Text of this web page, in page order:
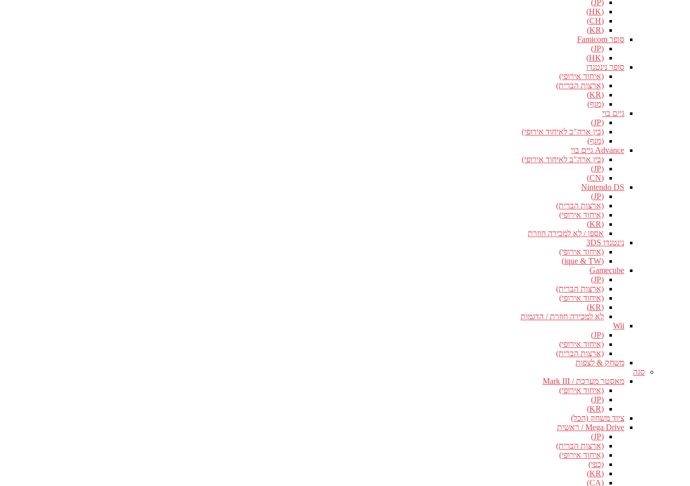
(JP)
(HK)
(CH)
(KR)
סופר Famicom
(JP)
(HK)
סופר נינטנדו
(איחוד אירופי)
(ארצות הברית)
(KR)
(מגף)
גיים בוי
(JP)
(בין ארה"ב לאיחוד אירופי)
(מגף)
Advance גיים בוי
(בין ארה"ב לאיחוד אירופי)
(JP)
(CN)
Nintendo DS
(JP)
(ארצות הברית)
(איחוד אירופי)
(KR)
אספן / לא למכירה חוזרת
נינטנדו 3DS
(איחוד אירופי)
(ique & TW)
Gamecube
(JP)
(ארצות הברית)
(איחוד אירופי)
(KR)
לא למכירה חוזרת / הדגמות
Wii
(JP)
(איחוד אירופי)
(ארצות הברית)
משחק & לצפות
סגה
מאסטר מערכת / Mark III
(איחוד אירופי)
(JP)
(KR)
ציוד משחק (הכל)
Mega Drive / ראשית
(JP)
(ארצות הברית)
(איחוד אירופי)
(כפי)
(KR)
(CA)